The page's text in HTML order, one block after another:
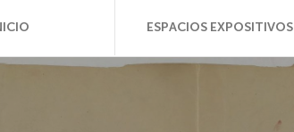
ESPACIOS EXPOSITIVOS